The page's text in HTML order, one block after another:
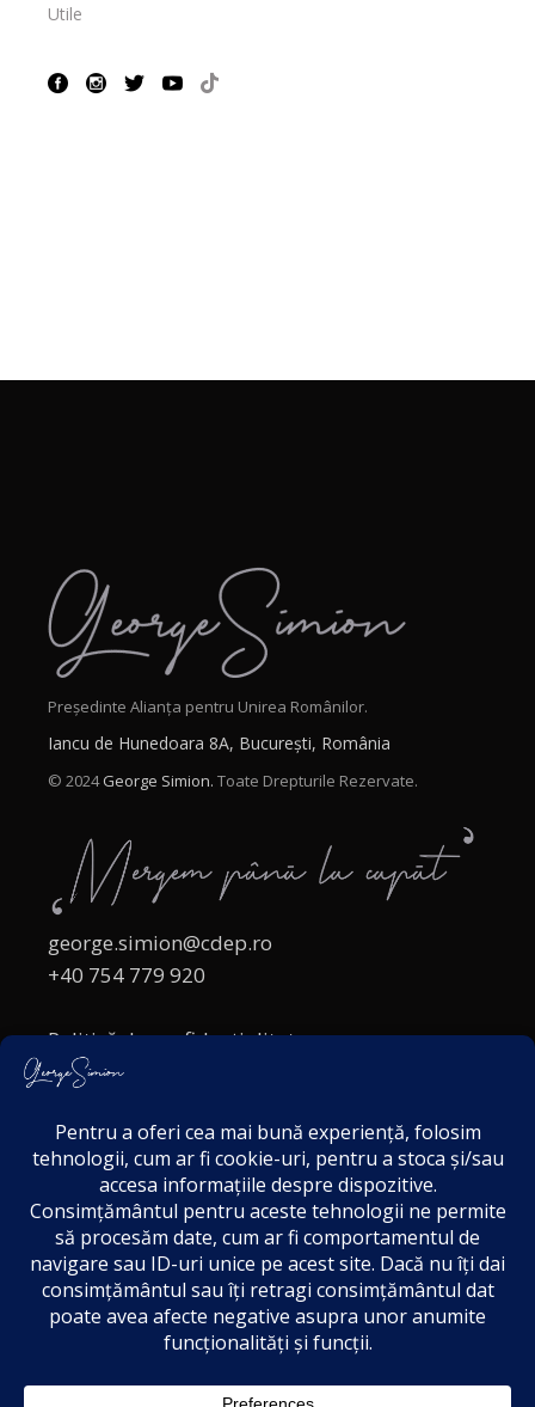
Utile
Președinte Alianța pentru Unirea Românilor.
Iancu de Hunedoara 8A, București, România
© 2024George Simion. Toate Drepturile Rezervate.
george.simion@cdep.ro
+40 754 779 920
Politică de confidențialitate
Politica cookies
Acordul de markting
Disclaimer